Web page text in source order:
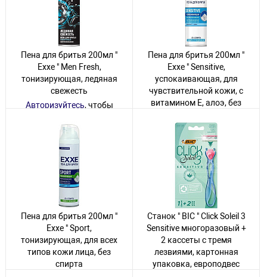
Пена для бритья 200мл "
Exxe " Men Fresh,
тонизирующая, ледяная
свежесть
Авторизуйтесь, чтобы
18 товаров
Пена для бритья 200мл "
Exxe " Sensitive,
успокаивающая, для
чувствительной кожи, с
витамином Е, алоэ, без
Авторизуйтесь, чтобы
увидеть цену
11 товаров
Пена для бритья 200мл "
Exxe " Sport,
тонизирующая, для всех
типов кожи лица, без
спирта
Станок " BIC " Click Soleil 3
Sensitive многоразовый +
2 кассеты с тремя
лезвиями, картонная
упаковка, европодвес